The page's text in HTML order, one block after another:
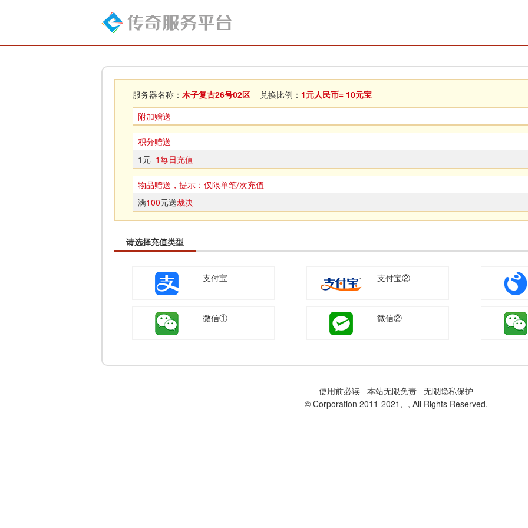
服务器名称： 木子复古26号02区 兑换比例： 1元人民币= 10元宝
附加赠送
积分赠送
1元=1每日充值
物品赠送，提示：仅限单笔/次充值
满100元送裁决
请选择充值类型
支付宝 支付宝②
微信① 微信②
使用前必读 本站无限免责 无限隐私保护
© Corporation 2011-2021, -, All Rights Reserved.